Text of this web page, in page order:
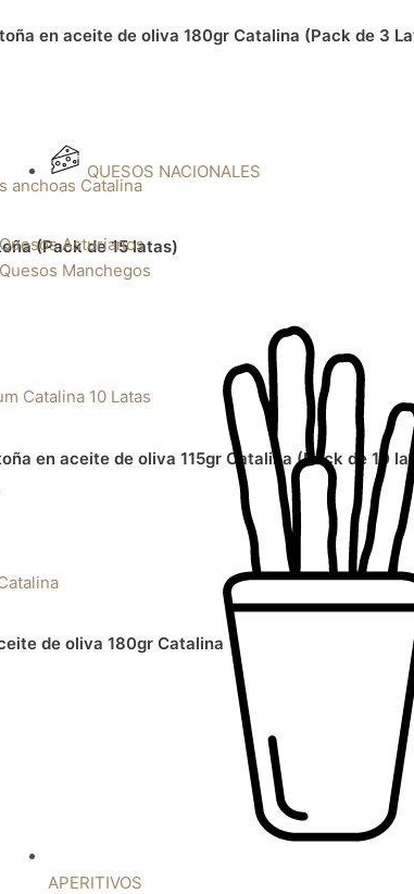
QUESOS NACIONALES
Quesos Asturianos
Quesos Manchegos
APERITIVOS
en aceite de oliva 180gr Catalina (Pack de 3
(Pack de 15 latas)
en aceite de oliva 115gr Catalina (Pack de 10
de oliva 180gr Catalina